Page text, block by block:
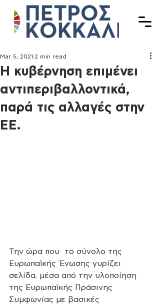
Η κυβέρνηση επιμένει
αντιπεριβαλλοντικά,
παρά τις αλλαγές στην
ΕΕ.
Mar 5, 2021 2 min read
Την ώρα που  το σύνολο της
Ευρωπαϊκής Ένωσης γυρίζει
σελίδα, μέσα από την υλοποίηση
της Ευρωπαϊκής Πράσινης
Συμφωνίας με βασικές